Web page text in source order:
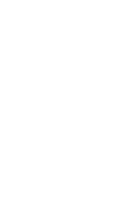
beantragen